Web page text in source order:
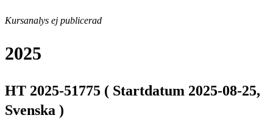
Kursanalys ej publicerad
2025
HT 2025-51775 ( Startdatum 2025-08-25,
Svenska )